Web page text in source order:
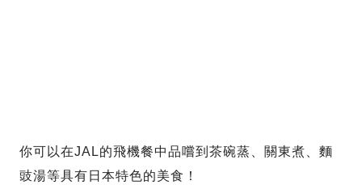
你可以在JAL的飛機餐中品嚐到茶碗蒸、關東煮、麵
豉湯等具有日本特色的美食！